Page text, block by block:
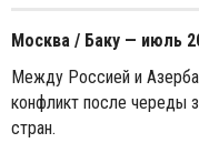
Москва / Баку — июль
Между Россией и
конфликт после череды
стран.